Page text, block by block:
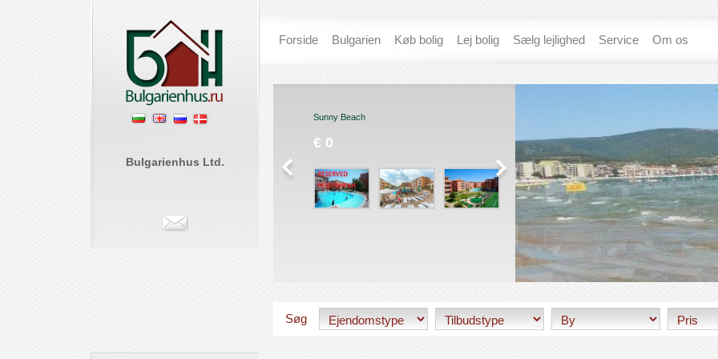
Bulgarienhus Ltd.
Forside Bulgarien Køb bolig Lej bolig Sælg lejlighed Service Om os
Grand Hotel Sveti
Sunny Beach
€ 0
Golf Club***
Sunny Beach
€ 45
Søg